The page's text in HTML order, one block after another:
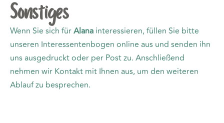
Sonstiges
Wenn Sie sich fürAlana interessieren, füllen Sie bitte
unseren Interessentenbogen online aus und senden ihn
uns ausgedruckt oder per Post zu. Anschließend
nehmen wir Kontakt mit Ihnen aus, um den weiteren
Ablauf zu besprechen.